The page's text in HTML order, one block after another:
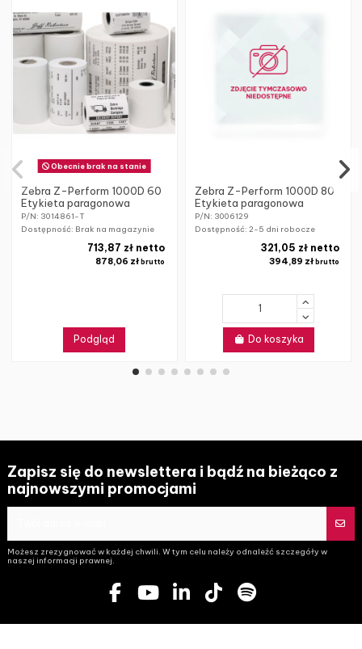
Obecnie brak na stanie
Zebra Z-Perform 1000D 60
Etykieta paragonowa
P/N: 3014861-T
Dostępność: Brak na magazynie
878,06 złbrutto
713,87 zł netto
Podgląd
Zebra Z-Perform 1000D 80
Etykieta paragonowa
P/N: 3006129
Dostępność:2-5 dni robocze
394,89 zł brutto
321,05 zł netto
Do koszyka
Zapisz się do newslettera i bądź na bieżąco z
najnowszymi promocjami
Możesz zrezygnować w każdej chwili. W tym celu należy odnaleźć szczegóły w
naszej informacji prawnej.